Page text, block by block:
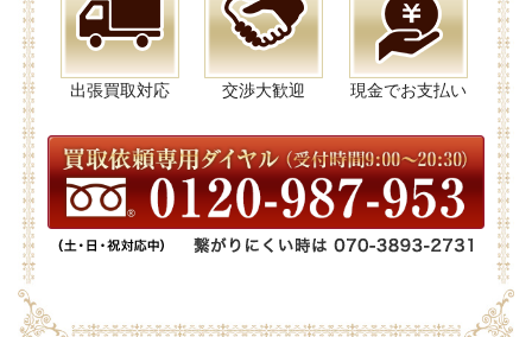
出張買取対応 交渉大歓迎 現金でお支払い